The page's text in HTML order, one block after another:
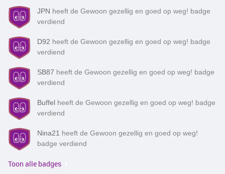
JPN heeft de Gewoon gezellig en goed op weg! badge
verdiend
D92 heeft de Gewoon gezellig en goed op weg! badge
verdiend
SB87 heeft de Gewoon gezellig en goed op weg! badge
verdiend
Buffel heeft de Gewoon gezellig en goed op weg! badge
verdiend
Nina21 heeft de Gewoon gezellig en goed op weg!
badge verdiend
Toon alle badges